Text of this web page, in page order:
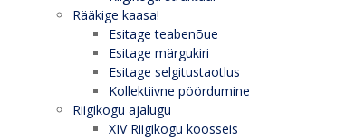
Rääkige kaasa!
Esitage teabenõue
Esitage märgukiri
Esitage selgitustaotlus
Kollektiivne pöördumine
Riigikogu ajalugu
XIV Riigikogu koosseis